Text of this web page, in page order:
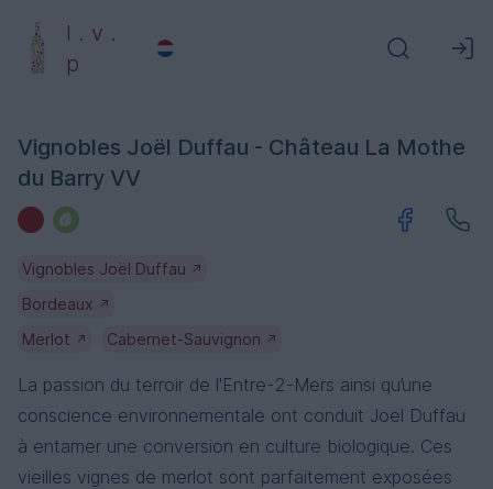
l . v .
p
Vignobles Joël Duffau - Château La Mothe
du Barry VV
Vignobles Joël Duffau ↗
Bordeaux ↗
Merlot ↗ Cabernet-Sauvignon ↗
La passion du terroir de l'Entre-2-Mers ainsi qu’une
conscience environnementale ont conduit Joel Duffau
à entamer une conversion en culture biologique. Ces
vieilles vignes de merlot sont parfaitement exposées